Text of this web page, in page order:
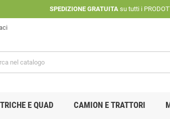
SPEDIZIONE GRATUITAsu tutti i
E QUAD CAMION E TRATTORI